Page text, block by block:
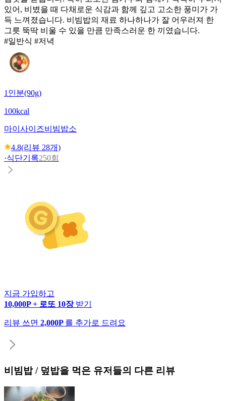
있어, 비볐을 때 다채로운 식감과 함께 깊고 고소한 풍미가 가
득 느껴졌습니다. 비빔밥의 재료 하나하나가 잘 어우러져 한
그릇 뚝딱 비울 수 있을 만큼 만족스러운 한 끼였습니다.
#일반식 #저녁
1인분(90g)
100kcal
마이사이즈비빔밥소
4.8(리뷰 28개)
·식단기록250회
지금 가입하고
10,000P + 로또 10장 받기
리뷰 쓰면 2,000P 를 추가로 드려요
비빔밥 / 덮밥을 먹은 유저들의 다른 리뷰